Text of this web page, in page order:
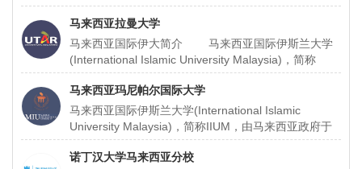
马来西亚拉曼大学
马来西亚国际伊大简介 马来西亚国际伊斯兰大学
(International Islamic University Malaysia)，简称
IIUM，由马来西亚
马来西亚玛尼帕尔国际大学
马来西亚国际伊斯兰大学(International Islamic
University Malaysia)，简称IIUM，由马来西亚政府于
1983年倡议和主办
诺丁汉大学马来西亚分校